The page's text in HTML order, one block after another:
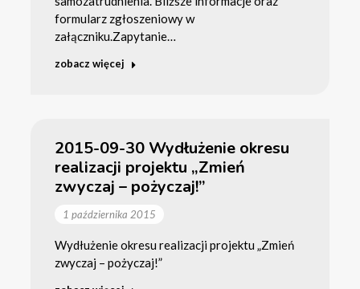
formularz zgłoszeniowy w
załączniku.Zapytanie…
zobacz więcej
2015-09-30 Wydłużenie okresu
realizacji projektu „Zmień
zwyczaj – pożyczaj!”
1 października 2015
Wydłużenie okresu realizacji projektu „Zmień
zwyczaj – pożyczaj!”